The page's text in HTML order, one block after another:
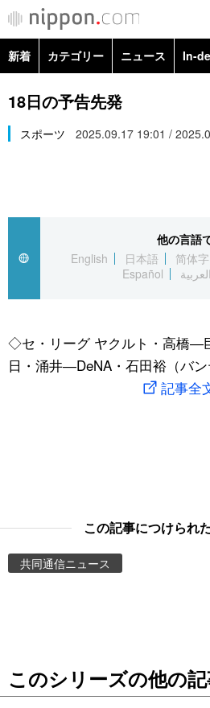
社会
スポーツ・東京2020
旅と暮らし
Images
新着 カテゴリー ニュース In-
政治・外交
経済・ビジネス
社会
文化
科学・技術
暮らし
18日の予告先発
スポーツ 2025.09.17 19:01 /
他の言語
English
日本語 简体字
Español
العربية
◇セ・リーグ ヤクルト・高橋―
日・涌井―DeNA・石田裕（バ
記事全
この記事につけられ
共同通信ニュース
このシリーズの他の